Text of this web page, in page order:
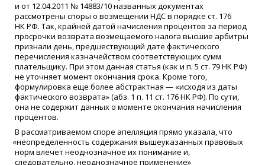
и от 12.04.2011 № 14883/10 названных документах
рассмотрены споры о возмещении НДС в порядке ст. 176
НК РФ. Так, крайней датой начисления процентов за период
просрочки возврата возмещаемого налога высшие арбитры
признали день, предшествующий дате фактического
перечисления казначейством соответствующих сумм
плательщику. При этом данная статья (как и п. 5 ст. 79 НК РФ)
не уточняет момент окончания срока. Кроме того,
формулировка еще более абстрактная — «исходя из даты
фактического возврата»(абз. 1 п. 11 ст. 176 НК РФ). По сути,
она не содержит данных о моменте окончания начисления
процентов.
В рассматриваемом споре апелляция прямо указала, что
«неопределенность содержания вышеуказанных правовых
норм влечет неоднозначное их понимание и,
следовательно, неоднозначное применение»